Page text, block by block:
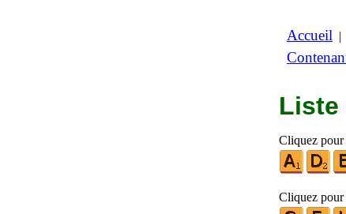
Accueil |
Liste
Cliquez pour
Cliquez pour